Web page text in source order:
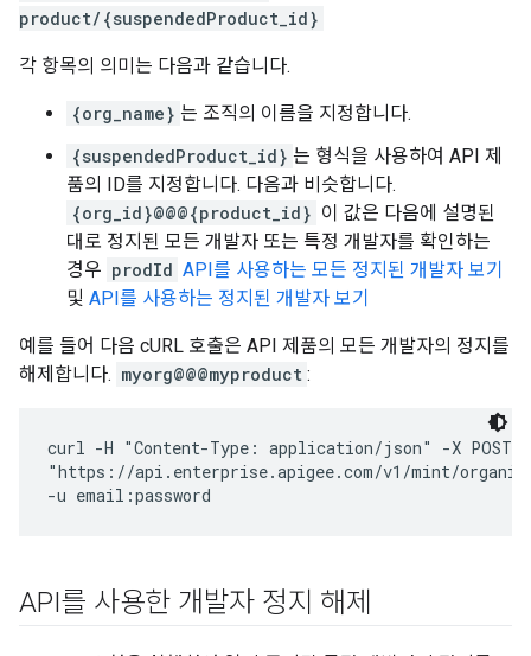
product/{suspendedProduct_id}
각 항목의 의미는 다음과 같습니다.
{org_name} 는 조직의 이름을 지정합니다.
{suspendedProduct_id} 는 형식을 사용하여 API 제
품의 ID를 지정합니다. 다음과 비슷합니다.
{org_id}@@@{product_id} 이 값은 다음에 설명된
대로 정지된 모든 개발자 또는 특정 개발자를 확인하는
경우 prodId API를 사용하는 모든 정지된 개발자 보기
및 API를 사용하는 정지된 개발자 보기
예를 들어 다음 cURL 호출은 API 제품의 모든 개발자의 정지를
해제합니다. myorg@@@myproduct :
curl -H "Content-Type: application/json" -X POST \
"https://api.enterprise.apigee.com/v1/mint/
API를 사용한 개발자 정지 해제